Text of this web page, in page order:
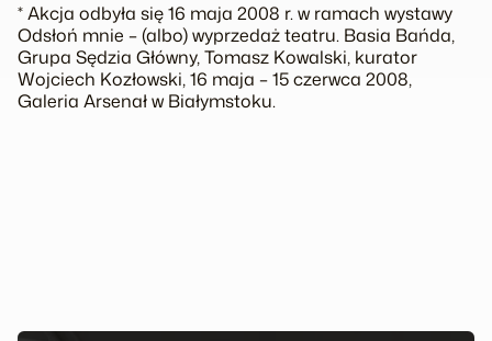
* Akcja odbyła się 16 maja 2008 r. w ramach wystawy
Odsłoń mnie – (albo) wyprzedaż teatru. Basia Bańda,
Grupa Sędzia Główny, Tomasz Kowalski, kurator
Wojciech Kozłowski, 16 maja – 15 czerwca 2008,
Galeria Arsenał w Białymstoku.